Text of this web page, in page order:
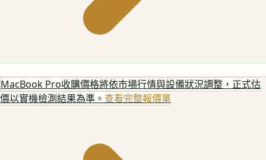
MacBook Pro收購價格將依市場行情與設備狀況調整，正式估
價以實機檢測結果為準。 查看完整報價單